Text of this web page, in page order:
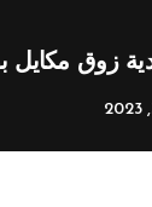
زوق مكايل